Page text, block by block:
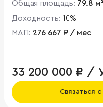
Общая площадь: 79.8 м²
Доходность: 10%
МАП: 276 667 ₽ / мес
33 200 000 ₽ /
Связаться